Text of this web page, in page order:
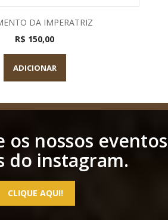
DA IMPERATRIZ
R$ 150,00
ADICIONAR
os nossos eventos
do instagram.
CLIQUE AQUI!